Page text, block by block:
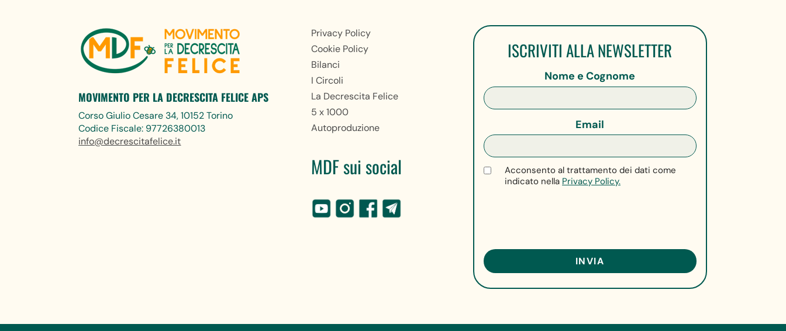
MOVIMENTO PER LA DECRESCITA FELICE APS
Corso Giulio Cesare 34, 10152 Torino
Codice Fiscale: 97726380013
info@decrescitafelice.it
Privacy Policy
Cookie Policy
Bilanci
I Circoli
La Decrescita Felice
5 x 1000
Autoproduzione
MDF sui social
ISCRIVITI ALLA NEWSLETTER
Nome e Cognome
Email
Acconsento al trattamento dei dati come
indicato nella Privacy Policy.